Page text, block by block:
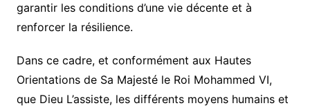
garantir les conditions d’une vie décente et à
renforcer la résilience.
Dans ce cadre, et conformément aux Hautes
Orientations de Sa Majesté le Roi Mohammed VI,
que Dieu L’assiste, les différents moyens humains et